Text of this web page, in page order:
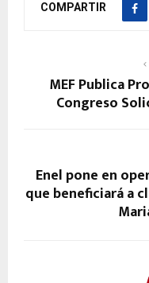
COMPARTIR
MEF Publica
Congreso
Enel pone en
que beneficiará a